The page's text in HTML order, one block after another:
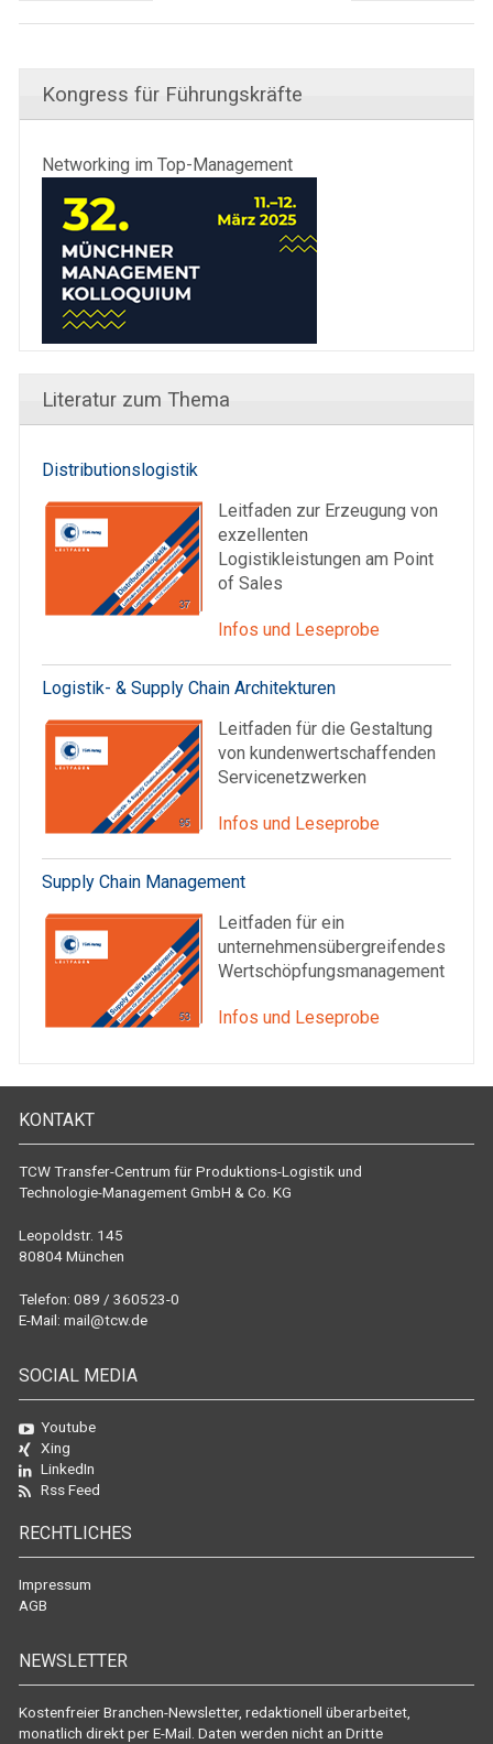
Kongress für Führungskräfte
Networking im Top-Management
Literatur zum Thema
Distributionslogistik
Leitfaden zur Erzeugung von
exzellenten
Logistikleistungen am Point
of Sales
Infos und Leseprobe
Logistik- & Supply Chain Architekturen
Leitfaden für die Gestaltung
von kundenwertschaffenden
Servicenetzwerken
Infos und Leseprobe
Supply Chain Management
Leitfaden für ein
unternehmensübergreifendes
Wertschöpfungsmanagement
Infos und Leseprobe
KONTAKT
TCW Transfer-Centrum für Produktions-Logistik und
Technologie-Management GmbH & Co. KG
Leopoldstr. 145
80804 München
Telefon: 089 / 360523-0
E-Mail: mail@tcw.de
SOCIAL MEDIA
Youtube
Xing
LinkedIn
Rss Feed
RECHTLICHES
Impressum
AGB
NEWSLETTER
Kostenfreier Branchen-Newsletter, redaktionell überarbeitet,
monatlich direkt per E-Mail. Daten werden nicht an Dritte